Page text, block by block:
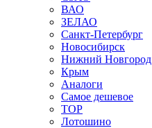
ВАО
ЗЕЛАО
Санкт-Петербург
Новосибирск
Нижний Новгород
Крым
Аналоги
Самое дешевое
TOP
Лотошино